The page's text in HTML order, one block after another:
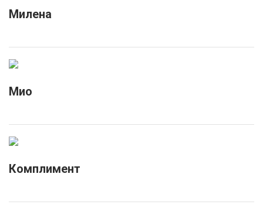
Милена
Мио
Комплимент